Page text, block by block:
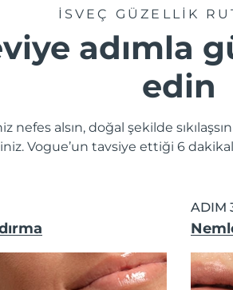
İSVEÇ GÜZELLIK
adımla
edin
nefes alsın, doğal şekilde
Vogue’un tavsiye ettiği 6
ADIM